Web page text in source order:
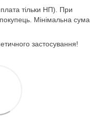
тільки НП). При
Мінімальна сума
застосування!